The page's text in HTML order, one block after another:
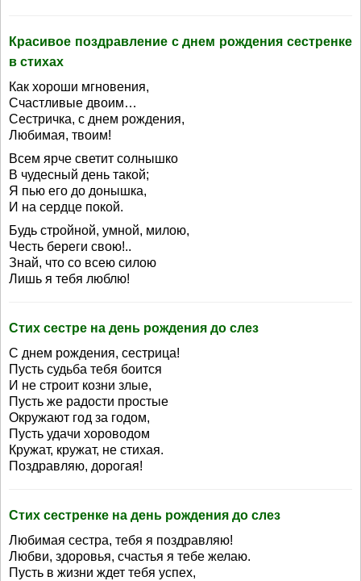
Красивое поздравление с днем рождения сестренке
в стихах
Как хороши мгновения,
Счастливые двоим…
Сестричка, с днем рождения,
Любимая, твоим!
Всем ярче светит солнышко
В чудесный день такой;
Я пью его до донышка,
И на сердце покой.
Будь стройной, умной, милою,
Честь береги свою!..
Знай, что со всею силою
Лишь я тебя люблю!
Стих сестре на день рождения до слез
С днем рождения, сестрица!
Пусть судьба тебя боится
И не строит козни злые,
Пусть же радости простые
Окружают год за годом,
Пусть удачи хороводом
Кружат, кружат, не стихая.
Поздравляю, дорогая!
Стих сестренке на день рождения до слез
Любимая сестра, тебя я поздравляю!
Любви, здоровья, счастья я тебе желаю.
Пусть в жизни ждет тебя успех,